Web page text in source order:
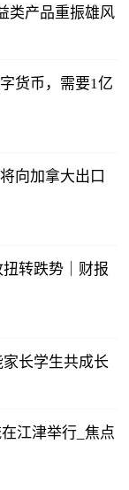
类产品重振雄风
货币，需要1亿
向加拿大出口
转跌势｜财报
长学生共成长
江津举行_焦点